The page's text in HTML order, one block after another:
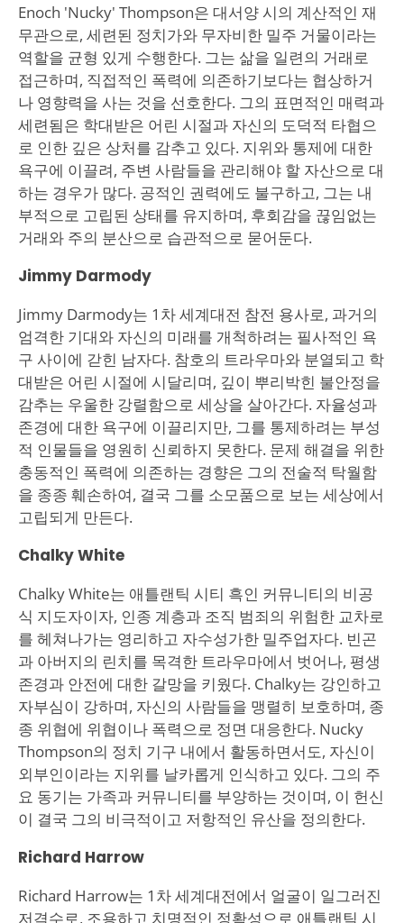
Enoch 'Nucky' Thompson은 대서양 시의 계산적인 재
무관으로, 세련된 정치가와 무자비한 밀주 거물이라는
역할을 균형 있게 수행한다. 그는 삶을 일련의 거래로
접근하며, 직접적인 폭력에 의존하기보다는 협상하거
나 영향력을 사는 것을 선호한다. 그의 표면적인 매력과
세련됨은 학대받은 어린 시절과 자신의 도덕적 타협으
로 인한 깊은 상처를 감추고 있다. 지위와 통제에 대한
욕구에 이끌려, 주변 사람들을 관리해야 할 자산으로 대
하는 경우가 많다. 공적인 권력에도 불구하고, 그는 내
부적으로 고립된 상태를 유지하며, 후회감을 끊임없는
거래와 주의 분산으로 습관적으로 묻어둔다.
Jimmy Darmody
Jimmy Darmody는 1차 세계대전 참전 용사로, 과거의
엄격한 기대와 자신의 미래를 개척하려는 필사적인 욕
구 사이에 갇힌 남자다. 참호의 트라우마와 분열되고 학
대받은 어린 시절에 시달리며, 깊이 뿌리박힌 불안정을
감추는 우울한 강렬함으로 세상을 살아간다. 자율성과
존경에 대한 욕구에 이끌리지만, 그를 통제하려는 부성
적 인물들을 영원히 신뢰하지 못한다. 문제 해결을 위한
충동적인 폭력에 의존하는 경향은 그의 전술적 탁월함
을 종종 훼손하여, 결국 그를 소모품으로 보는 세상에서
고립되게 만든다.
Chalky White
Chalky White는 애틀랜틱 시티 흑인 커뮤니티의 비공
식 지도자이자, 인종 계층과 조직 범죄의 위험한 교차로
를 헤쳐나가는 영리하고 자수성가한 밀주업자다. 빈곤
과 아버지의 린치를 목격한 트라우마에서 벗어나, 평생
존경과 안전에 대한 갈망을 키웠다. Chalky는 강인하고
자부심이 강하며, 자신의 사람들을 맹렬히 보호하며, 종
종 위협에 위협이나 폭력으로 정면 대응한다. Nucky
Thompson의 정치 기구 내에서 활동하면서도, 자신이
외부인이라는 지위를 날카롭게 인식하고 있다. 그의 주
요 동기는 가족과 커뮤니티를 부양하는 것이며, 이 헌신
이 결국 그의 비극적이고 저항적인 유산을 정의한다.
Richard Harrow
Richard Harrow는 1차 세계대전에서 얼굴이 일그러진
저격수로, 조용하고 치명적인 정확성으로 애틀랜틱 시